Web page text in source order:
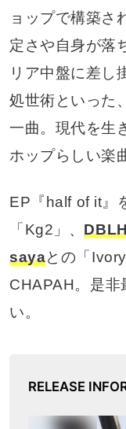
ョップで構築さ
定さや自身が落
リア中盤に差し
処世術といった
一曲。現代を生
ホップらしい楽
EP『half of it』
「Kg2」、
sayaとの「
CHAPAH。是非
い。
RELEASE